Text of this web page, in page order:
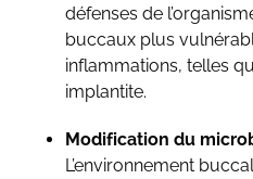
défenses de
buccaux plus
inflammations, telles
implantite.
Modification du
L’environnement